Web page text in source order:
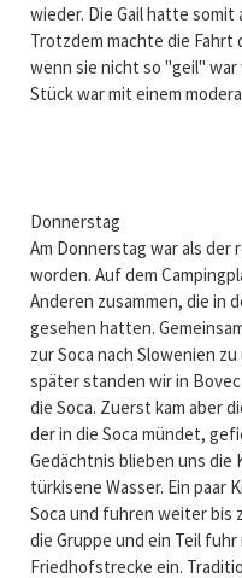
wieder. Die Gail hatte somit
Trotzdem machte die Fahrt
wenn sie nicht so "geil" war
Stück war mit einem
Donnerstag
Am Donnerstag war als
worden. Auf dem
Anderen zusammen, die in
gesehen hatten.
zur Soca nach Slowenien
später standen wir in
die Soca. Zuerst kam aber
der in die Soca mündet,
Gedächtnis blieben uns die
türkisene Wasser. Ein paar
Soca und fuhren weiter
die Gruppe und ein Teil
Friedhofstrecke ein.